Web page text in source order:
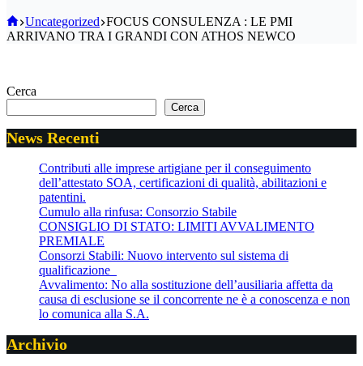
Home
Uncategorized FOCUS CONSULENZA : LE PMI
ARRIVANO TRA I GRANDI CON ATHOS NEWCO
Cerca
Cerca
News Recenti
Contributi alle imprese artigiane per il conseguimento
dell’attestato SOA, certificazioni di qualità, abilitazioni e
patentini.
Cumulo alla rinfusa: Consorzio Stabile
CONSIGLIO DI STATO: LIMITI AVVALIMENTO
PREMIALE
Consorzi Stabili: Nuovo intervento sul sistema di
qualificazione
Avvalimento: No alla sostituzione dell’ausiliaria affetta da
causa di esclusione se il concorrente ne è a conoscenza e non
lo comunica alla S.A.
Archivio